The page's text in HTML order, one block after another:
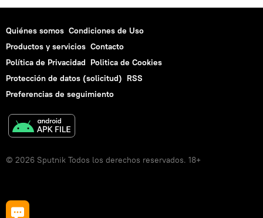
Quiénes somos Condiciones de Uso
Productos y servicios Contacto
Política de Privacidad Politica de Cookies
Protección de datos (solicitud) RSS
Preferencias de seguimiento
© 2026 Sputnik Todos los derechos reservados. 18+